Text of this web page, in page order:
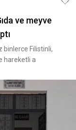
ve meyve
binlerce Filistinli,
hareketli a